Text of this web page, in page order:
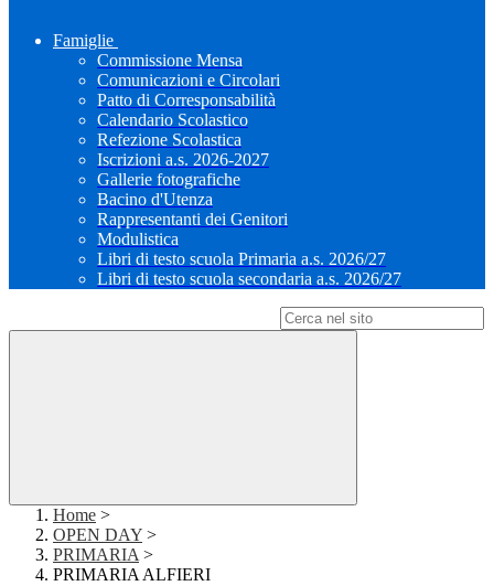
Famiglie
Commissione Mensa
Comunicazioni e Circolari
Patto di Corresponsabilità
Calendario Scolastico
Refezione Scolastica
Iscrizioni a.s. 2026-2027
Gallerie fotografiche
Bacino d'Utenza
Rappresentanti dei Genitori
Modulistica
Libri di testo scuola Primaria a.s. 2026/27
Libri di testo scuola secondaria a.s. 2026/27
Home >
OPEN DAY >
PRIMARIA >
PRIMARIA ALFIERI